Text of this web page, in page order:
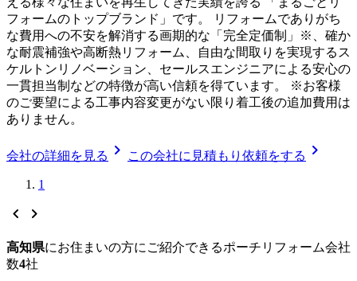
フォームのトップブランド」です。 リフォームでありがち
な費用への不安を解消する画期的な「完全定価制」※、確か
な耐震補強や高断熱リフォーム、自由な間取りを実現するス
ケルトンリノベーション、セールスエンジニアによる安心の
一貫担当制などの特徴が高い信頼を得ています。 ※お客様
のご要望による工事内容変更がない限り着工後の追加費用は
ありません。
会社の詳細を見る chevron_right この会社に見積もり依頼をする chevron_right
1
chevron_left chevron_right
高知県にお住まいの方にご紹介できるポーチリフォーム会社
数4社